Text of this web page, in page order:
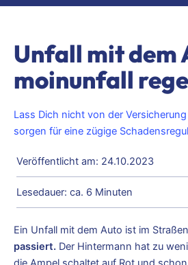
Unfall mit dem
moinunfall
Lass Dich nicht von der
sorgen für eine zügige
Veröffentlicht am: 24.10.2023
Lesedauer: ca. 6 Minuten
Ein Unfall mit dem Auto ist im
passiert. Der Hintermann hat zu